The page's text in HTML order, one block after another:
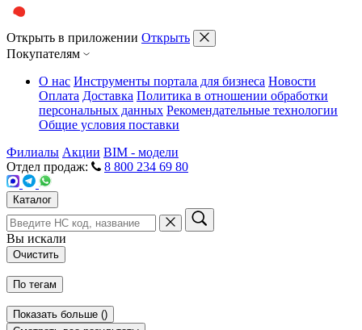
Открыть в приложении Открыть
Покупателям
О нас Инструменты портала для бизнеса Новости
Оплата Доставка Политика в отношении обработки
персональных данных Рекомендательные технологии
Общие условия поставки
Филиалы Акции BIM - модели
Отдел продаж:
8 800 234 69 80
Каталог
Вы искали
Очистить
По тегам
Показать больше ()